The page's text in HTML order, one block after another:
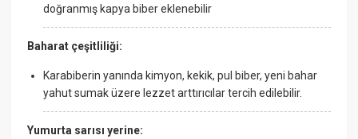
doğranmış kapya biber eklenebilir
Baharat çeşitliliği:
Karabiberin yanında kimyon, kekik, pul biber, yeni bahar
yahut sumak üzere lezzet arttırıcılar tercih edilebilir.
Yumurta sarısı yerine: